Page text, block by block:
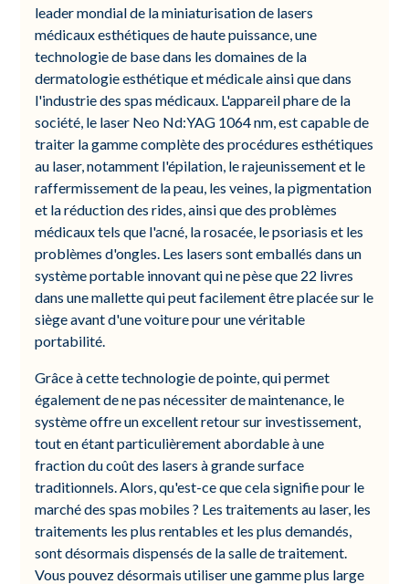
leader mondial de la miniaturisation de lasers
médicaux esthétiques de haute puissance, une
technologie de base dans les domaines de la
dermatologie esthétique et médicale ainsi que dans
l'industrie des spas médicaux. L'appareil phare de la
société, le laser Neo Nd:YAG 1064 nm, est capable de
traiter la gamme complète des procédures esthétiques
au laser, notamment l'épilation, le rajeunissement et le
raffermissement de la peau, les veines, la pigmentation
et la réduction des rides, ainsi que des problèmes
médicaux tels que l'acné, la rosacée, le psoriasis et les
problèmes d'ongles. Les lasers sont emballés dans un
système portable innovant qui ne pèse que 22 livres
dans une mallette qui peut facilement être placée sur le
siège avant d'une voiture pour une véritable
portabilité.
Grâce à cette technologie de pointe, qui permet
également de ne pas nécessiter de maintenance, le
système offre un excellent retour sur investissement,
tout en étant particulièrement abordable à une
fraction du coût des lasers à grande surface
traditionnels. Alors, qu'est-ce que cela signifie pour le
marché des spas mobiles ? Les traitements au laser, les
traitements les plus rentables et les plus demandés,
sont désormais dispensés de la salle de traitement.
Vous pouvez désormais utiliser une gamme plus large